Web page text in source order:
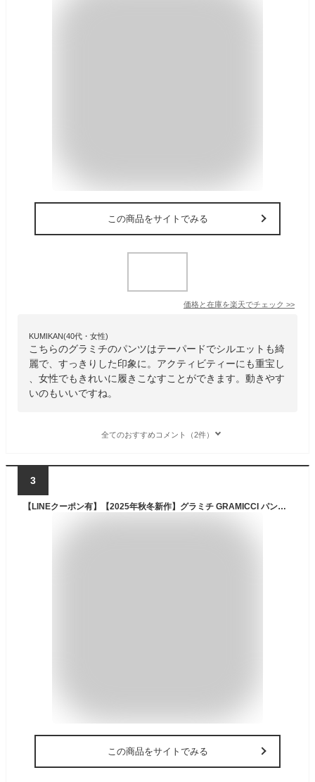
この商品をサイトでみる
価格と在庫を楽天でチェック >>
KUMIKAN(40代・女性)
こちらのグラミチのパンツはテーパードでシルエットも綺
麗で、すっきりした印象に。アクティビティーにも重宝し
、女性でもきれいに履きこなすことができます。動きやす
いのもいいですね。
全てのおすすめコメント（2件）
3
【LINEクーポン有】【2025年秋冬新作】グラミチ GRAMICCI パンツ フレアパンツ ワイドパンツ ストレッチ ゆったり 9分丈 ロング丈 アウトドア カジュアル・GLP4-FJP08-2082502(レディース)
この商品をサイトでみる